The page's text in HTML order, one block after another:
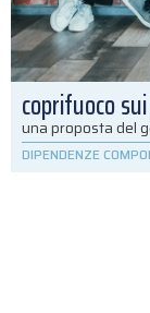
coprifuoco
una proposta del
DIPENDENZE